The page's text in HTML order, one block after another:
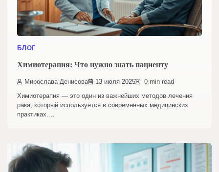
БЛОГ
Химиотерапия: Что нужно знать пациенту
Мирослава Денисова 13 июля 2025 0 min read
Химиотерапия — это один из важнейших методов лечения
рака, который используется в современных медицинских
практиках.…